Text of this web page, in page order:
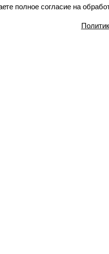
полное согласие на